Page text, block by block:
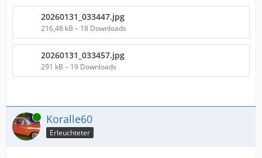
20260131_033447.jpg
216,48 kB – 18 Downloads
20260131_033457.jpg
291 kB – 19 Downloads
Online Koralle60
Erleuchteter